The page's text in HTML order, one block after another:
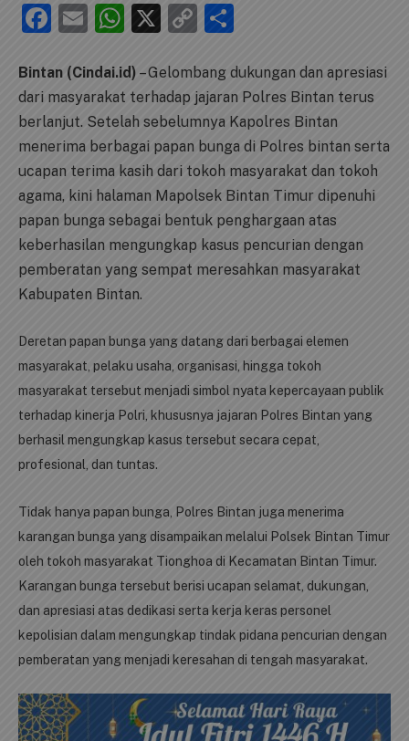
Facebook
EmailWhatsApp
X
Copy
Bintan (Cindai.id) – Gelombang dukungan dan apresiasi
dari masyarakat terhadap jajaran Polres Bintan terus
berlanjut. Setelah sebelumnya Kapolres Bintan
menerima berbagai papan bunga di Polres bintan serta
ucapan terima kasih dari tokoh masyarakat dan tokoh
agama, kini halaman Mapolsek Bintan Timur dipenuhi
papan bunga sebagai bentuk penghargaan atas
keberhasilan mengungkap kasus pencurian dengan
pemberatan yang sempat meresahkan masyarakat
Kabupaten Bintan.
Deretan papan bunga yang datang dari berbagai elemen
masyarakat, pelaku usaha, organisasi, hingga tokoh
masyarakat tersebut menjadi simbol nyata kepercayaan publik
terhadap kinerja Polri, khususnya jajaran Polres Bintan yang
berhasil mengungkap kasus tersebut secara cepat,
profesional, dan tuntas.
Tidak hanya papan bunga, Polres Bintan juga menerima
karangan bunga yang disampaikan melalui Polsek Bintan Timur
oleh tokoh masyarakat Tionghoa di Kecamatan Bintan Timur.
Karangan bunga tersebut berisi ucapan selamat, dukungan,
dan apresiasi atas dedikasi serta kerja keras personel
kepolisian dalam mengungkap tindak pidana pencurian dengan
pemberatan yang menjadi keresahan di tengah masyarakat.